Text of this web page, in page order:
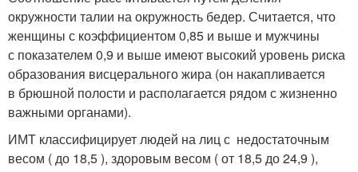
окружности талии на окружность бедер. Считается, что
женщины с коэффициентом 0,85 и выше и мужчины
с показателем 0,9 и выше имеют высокий уровень риска
образования висцерального жира (он накапливается
в брюшной полости и располагается рядом с жизненно
важными органами).
ИМТ классифицирует людей на лиц с недостаточным
весом ( до 18,5 ), здоровым весом ( от 18,5 до 24,9 ),